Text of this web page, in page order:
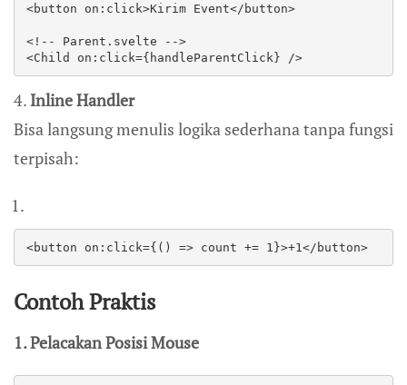
<button on:click>Kirim Event</button>
<!-- Parent.svelte -->
<Child on:click={handleParentClick} />
4. Inline Handler
Bisa langsung menulis logika sederhana tanpa fungsi
terpisah:
Contoh Praktis
1. Pelacakan Posisi Mouse